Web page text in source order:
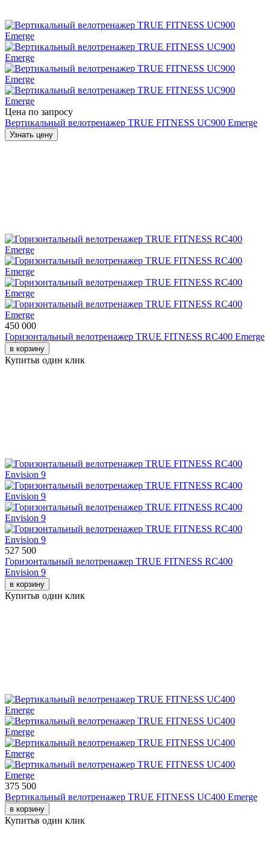
Цена по запросу
Вертикальный велотренажер TRUE FITNESS UC900 Emerge
Узнать цену
450 000
Горизонтальный велотренажер TRUE FITNESS RC400 Emerge
в корзину
Купитьв один клик
527 500
Горизонтальный велотренажер TRUE FITNESS RC400
Envision 9
в корзину
Купитьв один клик
375 500
Вертикальный велотренажер TRUE FITNESS UC400 Emerge
в корзину
Купитьв один клик